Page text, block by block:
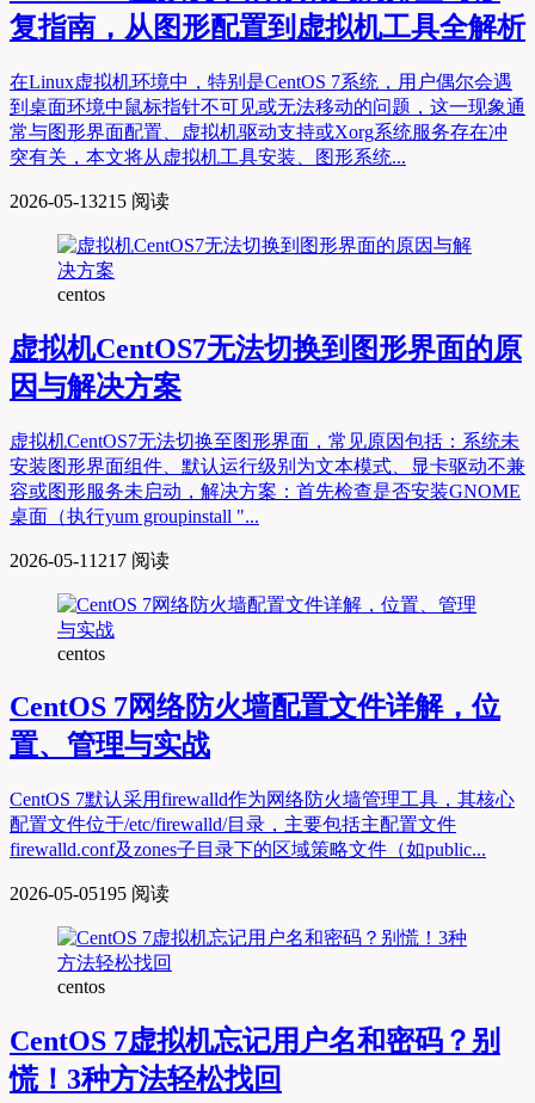
复指南，从图形配置到虚拟机工具全解析
在Linux虚拟机环境中，特别是CentOS 7系统，用户偶尔会遇
到桌面环境中鼠标指针不可见或无法移动的问题，这一现象通
常与图形界面配置、虚拟机驱动支持或Xorg系统服务存在冲
突有关，本文将从虚拟机工具安装、图形系统...
2026-05-13215 阅读
centos
虚拟机CentOS7无法切换到图形界面的原
因与解决方案
虚拟机CentOS7无法切换至图形界面，常见原因包括：系统未
安装图形界面组件、默认运行级别为文本模式、显卡驱动不兼
容或图形服务未启动，解决方案：首先检查是否安装GNOME
桌面（执行yum groupinstall "...
2026-05-11 217 阅读
centos
CentOS 7网络防火墙配置文件详解，位
置、管理与实战
CentOS 7默认采用firewalld作为网络防火墙管理工具，其核心
配置文件位于/etc/firewalld/目录，主要包括主配置文件
firewalld.conf及zones子目录下的区域策略文件（如public...
2026-05-05195 阅读
centos
CentOS 7虚拟机忘记用户名和密码？别
慌！3种方法轻松找回